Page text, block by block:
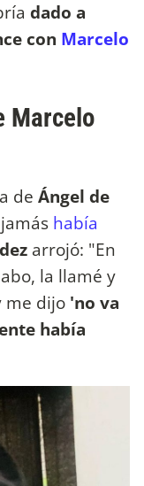
dado a
con Marcelo
Marcelo
de Ángel de
había
arrojó: "En
la llamé y
me dijo 'no va
había